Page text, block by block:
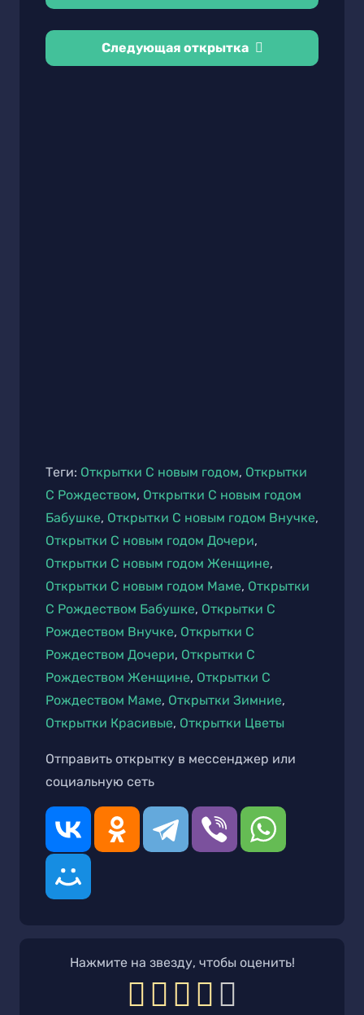
Следующая открытка
Теги: Открытки С новым годом, Открытки
С Рождеством, Открытки С новым годом
Бабушке, Открытки С новым годом Внучке,
Открытки С новым годом Дочери,
Открытки С новым годом Женщине,
Открытки С новым годом Маме, Открытки
С Рождеством Бабушке, Открытки С
Рождеством Внучке, Открытки С
Рождеством Дочери, Открытки С
Рождеством Женщине, Открытки С
Рождеством Маме, Открытки Зимние,
Открытки Красивые, Открытки Цветы
Отправить открытку в мессенджер или
социальную сеть
Нажмите на звезду, чтобы оценить!